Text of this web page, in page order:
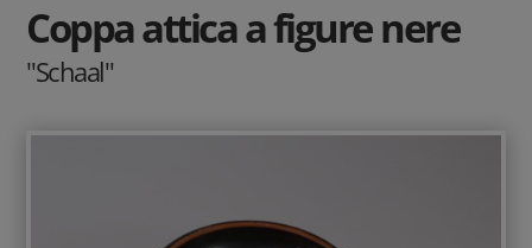
Coppa attica a figure nere
"Schaal"